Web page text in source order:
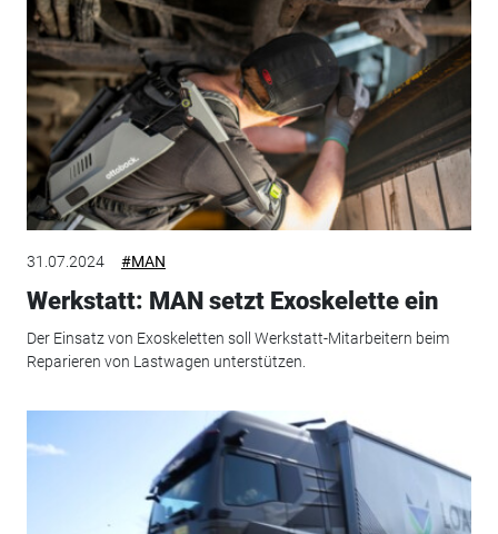
31.07.2024 #MAN
Werkstatt: MAN setzt Exoskelette ein
Der Einsatz von Exoskeletten soll Werkstatt-Mitarbeitern beim
Reparieren von Lastwagen unterstützen.